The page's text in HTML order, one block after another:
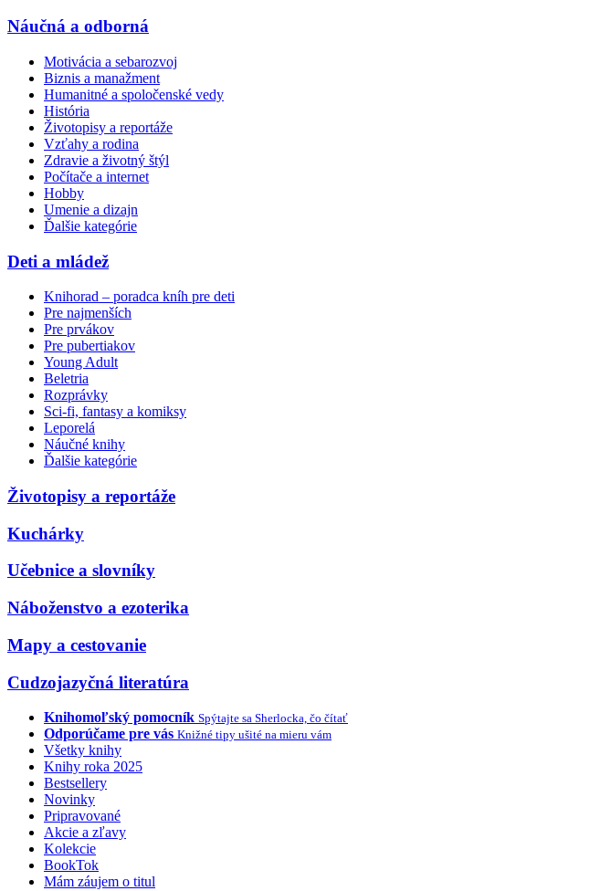
Náučná a odborná
Motivácia a sebarozvoj
Biznis a manažment
Humanitné a spoločenské vedy
História
Životopisy a reportáže
Vzťahy a rodina
Zdravie a životný štýl
Počítače a internet
Hobby
Umenie a dizajn
Ďalšie kategórie
Deti a mládež
Knihorad – poradca kníh pre deti
Pre najmenších
Pre prvákov
Pre pubertiakov
Young Adult
Beletria
Rozprávky
Sci-fi, fantasy a komiksy
Leporelá
Náučné knihy
Ďalšie kategórie
Životopisy a reportáže
Kuchárky
Učebnice a slovníky
Náboženstvo a ezoterika
Mapy a cestovanie
Cudzojazyčná literatúra
Knihomoľský pomocník Spýtajte sa Sherlocka, čo čítať
Odporúčame pre vás Knižné tipy ušité na mieru vám
Všetky knihy
Knihy roka 2025
Bestsellery
Novinky
Pripravované
Akcie a zľavy
Kolekcie
BookTok
Mám záujem o titul